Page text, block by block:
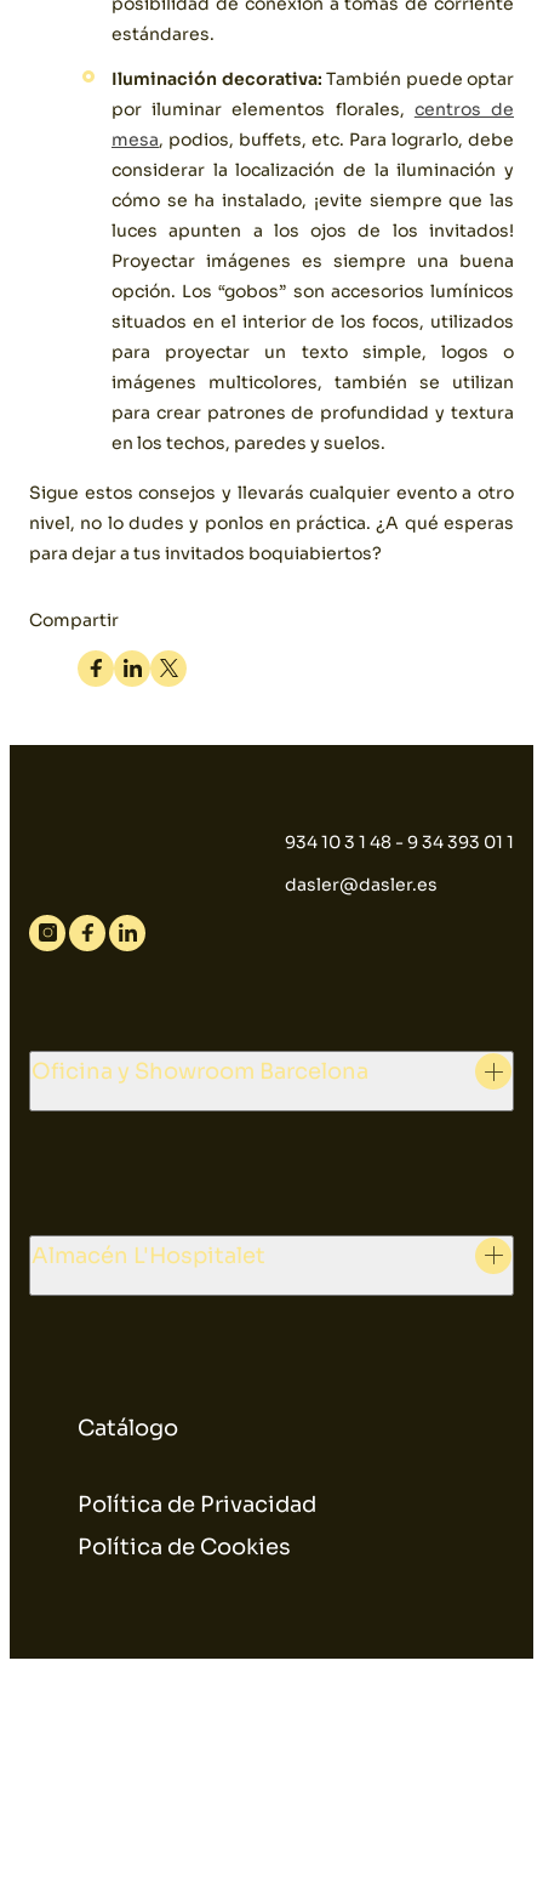
estándares.
Iluminación decorativa: También puede optar
por iluminar elementos florales, centros de
mesa, podios, buffets, etc. Para lograrlo, debe
considerar la localización de la iluminación y
cómo se ha instalado, ¡evite siempre que las
luces apunten a los ojos de los invitados!
Proyectar imágenes es siempre una buena
opción. Los “gobos” son accesorios lumínicos
situados en el interior de los focos, utilizados
para proyectar un texto simple, logos o
imágenes multicolores, también se utilizan
para crear patrones de profundidad y textura
en los techos, paredes y suelos.
Sigue estos consejos y llevarás cualquier evento a otro
nivel, no lo dudes y ponlos en práctica. ¿A qué esperas
para dejar a tus invitados boquiabiertos?
Compartir
Facebook
LinkedinTwitter
934 10 3 1 48 - 9 34 393 01 1
dasler@dasler.es
Instagram
FacebookLinkedin
Catálogo
Política de Privacidad
Política de Cookies
Oficina y Showroom Barcelona
Almacén L'Hospitalet